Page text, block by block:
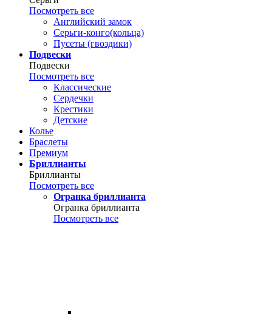
Посмотреть все
Английский замок
Серьги-конго(кольца)
Пусеты (гвоздики)
Подвески
Подвески
Посмотреть все
Классические
Сердечки
Крестики
Детские
Колье
Браслеты
Премиум
Бриллианты
Бриллианты
Посмотреть все
Огранка бриллианта
Огранка бриллианта
Посмотреть все